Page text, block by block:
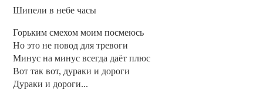
Шипели в небе часы
Горьким смехом моим посмеюсь
Но это не повод для тревоги
Минус на минус всегда даёт плюс
Вот так вот, дураки и дороги
Дураки и дороги...